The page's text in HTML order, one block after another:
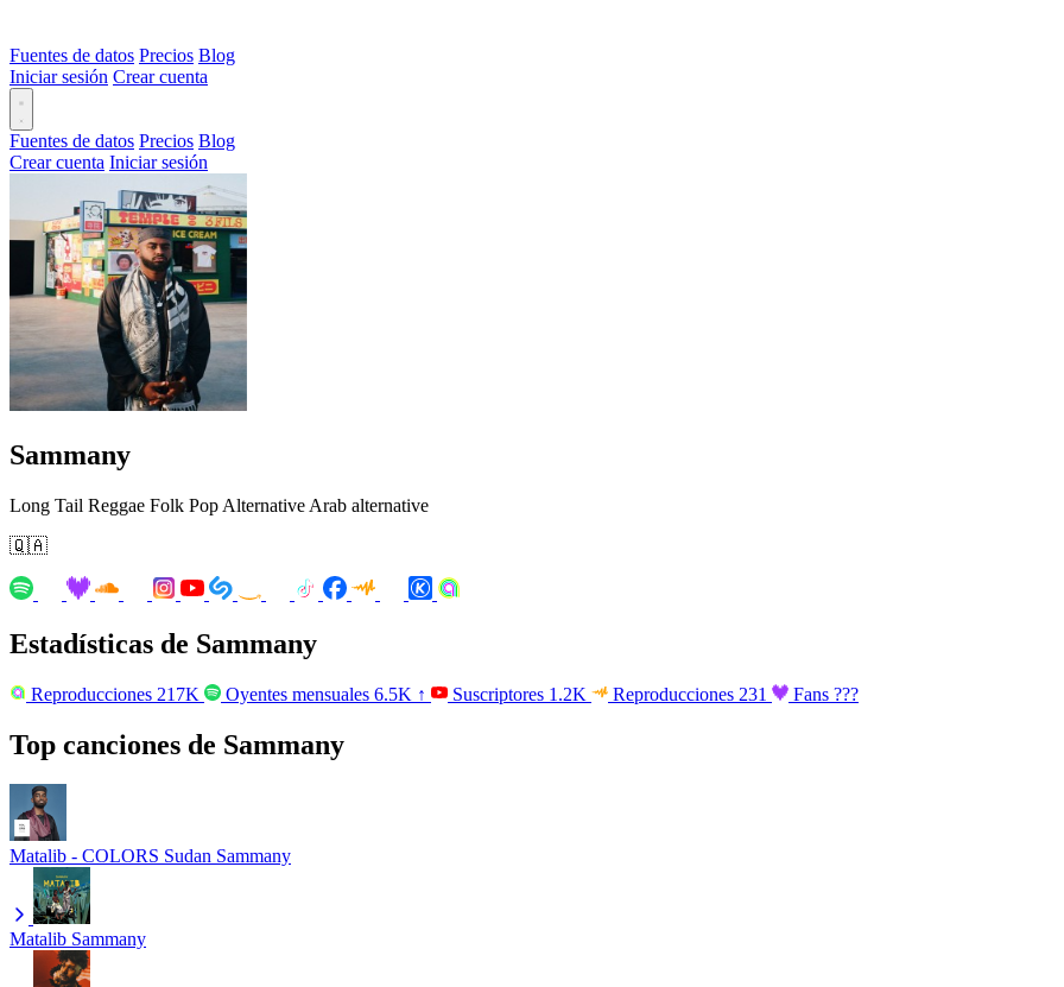
Fuentes de datos Precios Blog
Iniciar sesión Crear cuenta
Fuentes de datos Precios Blog
Crear cuenta Iniciar sesión
Sammany
Long Tail Reggae Folk Pop Alternative Arab alternative
🇶🇦
Estadísticas de Sammany
Reproducciones 217K Oyentes mensuales 6.5K ↑ Suscriptores 1.2K Reproducciones 231 Fans ???
Top canciones de Sammany
Matalib - COLORS Sudan Sammany
Matalib Sammany